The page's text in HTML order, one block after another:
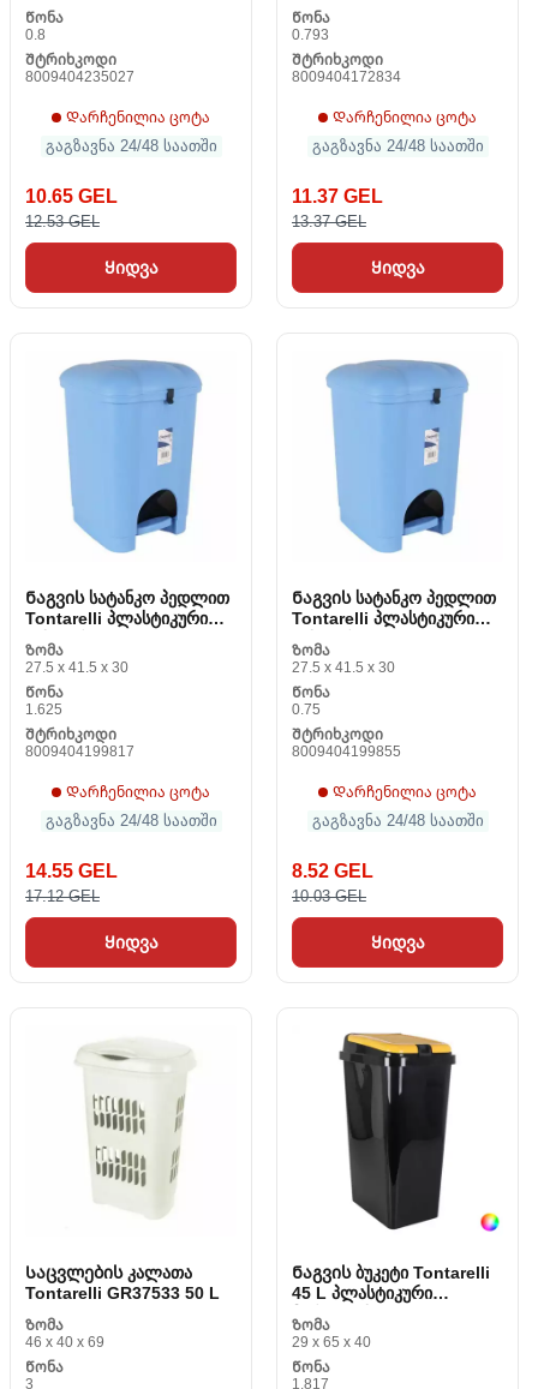
Წონა
0.8
Შტრიხკოდი
8009404235027
Დარჩენილია ცოტა
გაგზავნა 24/48 საათში
10.65 GEL
12.53 GEL
Ყიდვა
Წონა
0.793
Შტრიხკოდი
8009404172834
Დარჩენილია ცოტა
გაგზავნა 24/48 საათში
11.37 GEL
13.37 GEL
Ყიდვა
Ნაგვის სატანკო პედლით
Tontarelli პლასტიკური
ცისფერი
Ზომა
27.5 x 41.5 x 30
Წონა
1.625
Შტრიხკოდი
8009404199817
Დარჩენილია ცოტა
გაგზავნა 24/48 საათში
14.55 GEL
17.12 GEL
Ყიდვა
Ნაგვის სატანკო პედლით
Tontarelli პლასტიკური
ცისფერი
Ზომა
27.5 x 41.5 x 30
Წონა
0.75
Შტრიხკოდი
8009404199855
Დარჩენილია ცოტა
გაგზავნა 24/48 საათში
8.52 GEL
10.03 GEL
Ყიდვა
Საცვლების კალათა
Tontarelli GR37533 50 L
Ზომა
46 x 40 x 69
Წონა
3
Ნაგვის ბუკეტი Tontarelli
45 L პლასტიკური
მართკუთხა (40 X 29 x 65
სმ)
Ზომა
29 x 65 x 40
Წონა
1.817